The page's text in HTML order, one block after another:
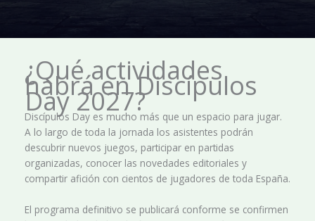
¿Qué actividades
habrá en Discípulos
Day 2027?
Discípulos Day es mucho más que un espacio para jugar.
A lo largo de toda la jornada los asistentes podrán
descubrir nuevos juegos, participar en partidas
organizadas, conocer las novedades editoriales y
compartir afición con cientos de jugadores de toda España.
El programa definitivo se publicará conforme se confirmen